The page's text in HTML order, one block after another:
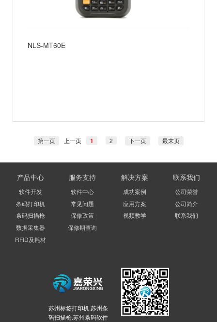
NLS-MT60E
第一页 上一页 1 2 下一页 最末页
产品中心
软件开发
条码打印机
条码扫描枪
数据采集器
RFID及耗材
服务支持
软件中心
常见问题
保修政策
保修期查询
解决方案
成功案例
应用方案
视频教学
联系我们
公司荣誉
公司简介
联系我们
苏州标签打印机,苏州条
码扫描枪.苏州条码软件